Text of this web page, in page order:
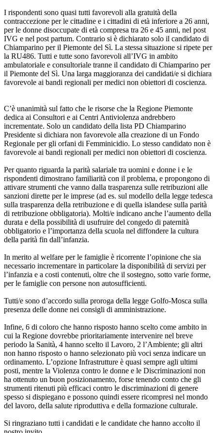
I rispondenti sono quasi tutti favorevoli alla gratuità della
contraccezione per le cittadine e i cittadini di età inferiore a 26 anni,
per le donne disoccupate di età compresa tra 26 e 45 anni, nel post
IVG e nel post partum. Contrario si è dichiarato solo il candidato di
Chiamparino per il Piemonte del Sì. La stessa situazione si ripete per
la RU486. Tutti e tutte sono favorevoli all’IVG in ambito
ambulatoriale e consultoriale tranne il candidato di Chiamparino per
il Piemonte del Sì. Una larga maggioranza dei candidati/e si dichiara
favorevole ai bandi regionali per medici non obiettori di coscienza.
C’è unanimità sul fatto che le risorse che la Regione Piemonte
dedica ai Consultori e ai Centri Antiviolenza andrebbero
incrementate. Solo un candidato della lista PD Chiamparino
Presidente si dichiara non favorevole alla creazione di un Fondo
Regionale per gli orfani di Femminicidio. Lo stesso candidato non è
favorevole ai bandi regionali per medici non obiettori di coscienza.
Per quanto riguarda la parità salariale tra uomini e donne i e le
rispondenti dimostrano familiarità con il problema, e propongono di
attivare strumenti che vanno dalla trasparenza sulle retribuzioni alle
sanzioni dirette per le imprese (ad es. sul modello della legge tedesca
sulla trasparenza della retribuzione e di quella islandese sulla parità
di retribuzione obbligatoria). Molti/e indicano anche l’aumento della
durata e della possibilità di usufruire del congedo di paternità
obbligatorio e l’importanza della scuola nel diffondere la cultura
della parità fin dall’infanzia.
In merito al welfare per le famiglie è ricorrente l’opinione che sia
necessario incrementare in particolare la disponibilità di servizi per
l’infanzia e a costi contenuti, oltre che il sostegno, sotto varie forme,
per le famiglie con persone non autosufficienti.
Tutti/e sono d’accordo sulla proroga della legge Golfo-Mosca sulla
presenza delle donne nei consigli di amministrazione.
Infine, 6 di coloro che hanno risposto hanno scelto come ambito in
cui la Regione dovrebbe prioritariamente intervenire nel breve
periodo la Sanità, 4 hanno scelto il Lavoro, 2 l’Ambiente; gli altri
non hanno risposto o hanno selezionato più voci senza indicare un
ordinamento. L’opzione Infrastrutture è quasi sempre agli ultimi
posti, mentre la Violenza contro le donne e le Discriminazioni non
ha ottenuto un buon posizionamento, forse tenendo conto che gli
strumenti ritenuti più efficaci contro le discriminazioni di genere
spesso si dispiegano e possono quindi essere ricompresi nel mondo
del lavoro, della salute riproduttiva e della formazione culturale.
Si ringraziano tutti i candidati e le candidate che hanno accolto il